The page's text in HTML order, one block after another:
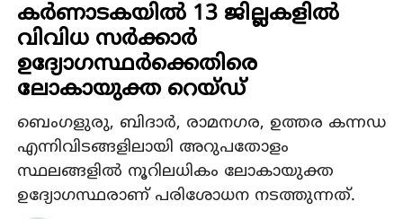
കര്‍ണാടകയില്‍ 13 ജില്ലകളില്‍
വിവിധ സര്‍ക്കാര്‍
ഉദ്യോഗസ്ഥര്‍ക്കെതിരെ
ലോകായുക്ത റെയ്ഡ്
ബെംഗളുരു, ബിദാര്‍, രാമനഗര, ഉത്തര കന്നഡ
എന്നിവിടങ്ങളിലായി അറുപതോളം
സ്ഥലങ്ങളില്‍ നൂറിലധികം ലോകായുക്ത
ഉദ്യോഗസ്ഥരാണ് പരിശോധന നടത്തുന്നത്.